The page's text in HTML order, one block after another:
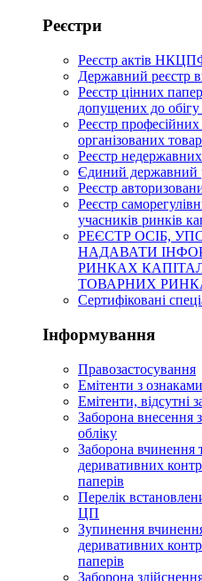
Реєстри
Реєстр актів
Державний реєстр
Реєстр цінних
допущених до обігу
Реєстр професійних
організованих
Реєстр
Єдиний державний
Реєстр
Реєстр
учасників ринків
РЕЄСТР ОСІБ,
НАДАВАТИ
РИНКАХ
ТОВАРНИХ
Сертифіковані
Інформування
Правозастосування
Емітенти з
Eмітенти, відсутні
Заборона внесення
обліку
Заборона вчинення
деривативних
паперів
Перелік
ЦП
Зупинення
деривативних
паперів
Заборона